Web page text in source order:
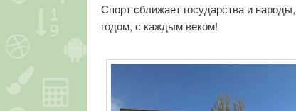
Спорт сближает государства и
годом, с каждым веком!